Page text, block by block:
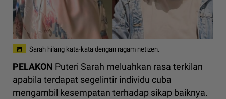
Sarah hilang kata-kata dengan ragam netizen.
PELAKON Puteri Sarah meluahkan rasa terkilan
apabila terdapat segelintir individu cuba
mengambil kesempatan terhadap sikap baiknya.